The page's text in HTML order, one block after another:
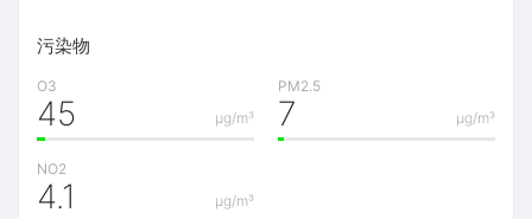
污染物
O3
μg/m³
45
PM2.5
μg/m³
7
NO2
μg/m³
4.1